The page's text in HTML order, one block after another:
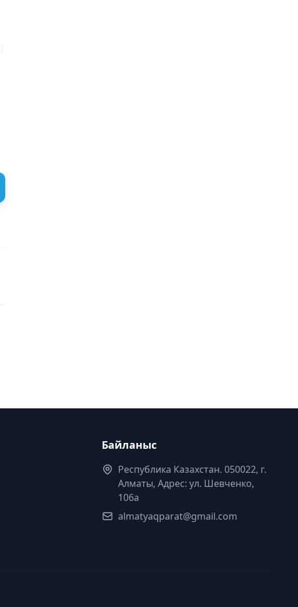
Байланыс
Республика Казахстан. 050022, г.
Алматы, Адрес: ул. Шевченко,
106а
almatyaqparat@gmail.com